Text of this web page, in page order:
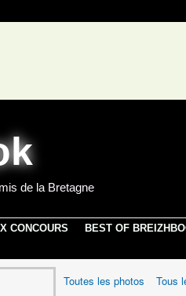
de la Bretagne
CONCOURS BEST OF
Toutes les photos Tous